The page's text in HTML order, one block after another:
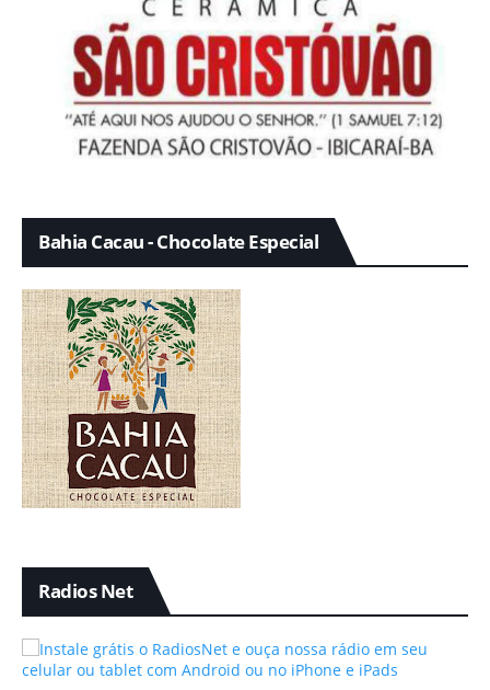
Bahia Cacau - Chocolate Especial
Radios Net